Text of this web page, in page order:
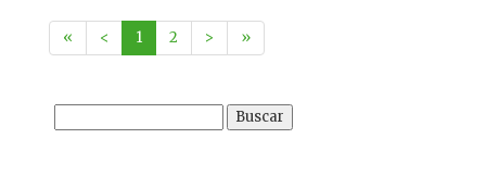
« < 1 2 > »
Buscar: